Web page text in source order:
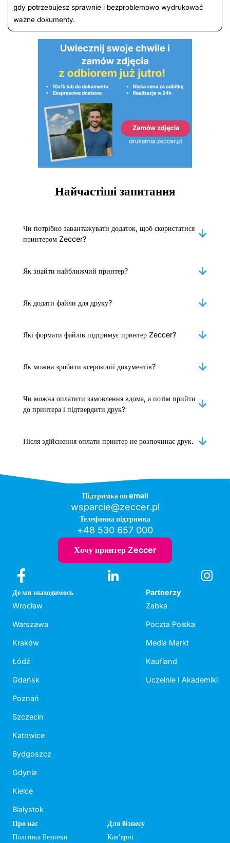
gdy potrzebujesz sprawnie i bezproblemowo wydrukować
ważne dokumenty.
Найчастіші запитання
Чи потрібно завантажувати додаток, щоб скористатися
принтером Zeccer?
Як знайти найближчий принтер?
Як додати файли для друку?
Які формати файлів підтримує принтер Zeccer?
Як можна зробити ксерокопії документів?
Чи можна оплатити замовлення вдома, а потім прийти
до принтера і підтвердити друк?
Після здійснення оплати принтер не розпочинає друк.
Підтримка по email
wsparcie@zeccer.pl
Телефонна підтримка
+48 530 657 000
Хочу принтер Zeccer
Де ми знаходимось
Wrocław
Warszawa
Kraków
Łódź
Gdańsk
Poznań
Szczecin
Katowice
Bydgoszcz
Gdynia
Kielce
Białystok
Partnerzy
Żabka
Poczta Polska
Media Markt
Kaufland
Uczelnie I Akademiki
Про нас
Політика Безпеки
Для бізнесу
Кав'ярні